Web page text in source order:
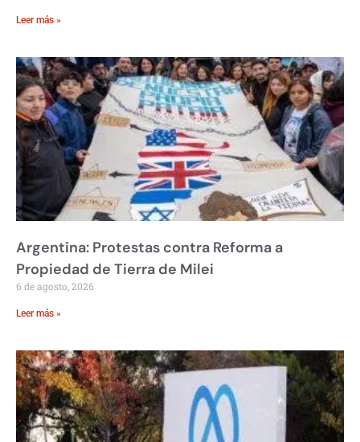
Leer más »
Argentina: Protestas contra Reforma a
Propiedad de Tierra de Milei
6 de agosto, 2026
Leer más »